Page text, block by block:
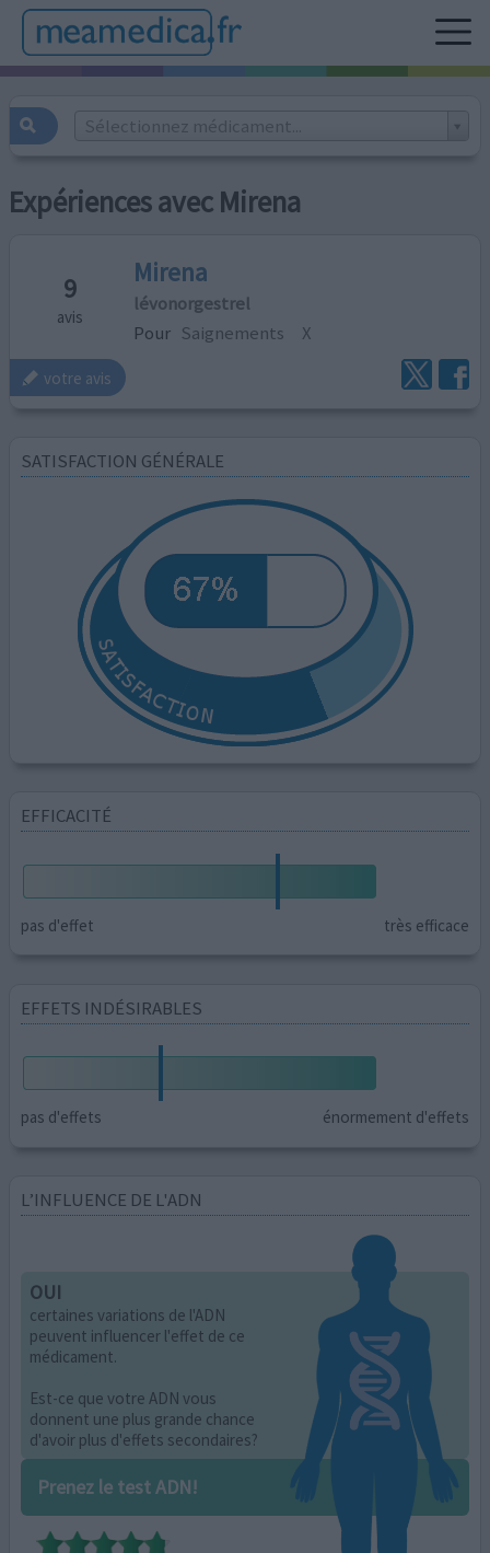
Sélectionnez médicament...
Expériences avec Mirena
9
avis
Mirena
lévonorgestrel
Pour Saignements X
votre avis
SATISFACTION GÉNÉRALE
EFFICACITÉ
pas d'effet très efficace
EFFETS INDÉSIRABLES
pas d'effets énormement d'effets
L’INFLUENCE DE L'ADN
OUI
certaines variations de l'ADN
peuvent influencer l'effet de ce
médicament.
Est-ce que votre ADN vous
donnent une plus grande chance
d'avoir plus d'effets secondaires?
Prenez le test ADN!